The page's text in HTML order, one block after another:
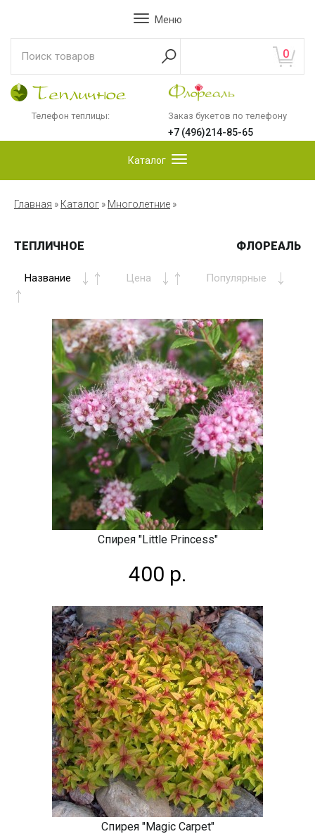
Меню
0
Телефон теплицы: Заказ букетов по телефону
+7 (496)214-85-65
Каталог
Главная » Каталог » Многолетние »
ТЕПЛИЧНОЕ ФЛОРЕАЛЬ
Название Цена Популярные
Спирея "Little Princess"
400 р.
Спирея "Magic Carpet"